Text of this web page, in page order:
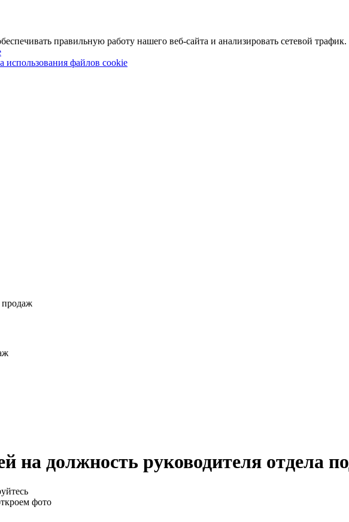
правильную работу нашего веб-сайта и анализировать сетевой трафик.
использования файлов cookie
продаж
на должность руководителя отдела
фото